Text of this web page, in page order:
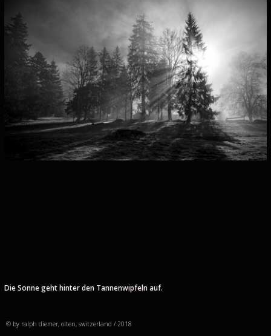
Die Sonne geht hinter den Tannenwipfeln auf.
© by ralph diemer, olten, switzerland / 2018